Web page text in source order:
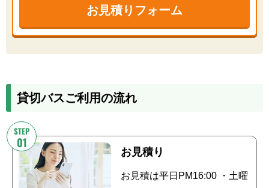
お見積りフォーム
貸切バスご利用の流れ
お見積り
お見積は平日PM16:00 ・土曜